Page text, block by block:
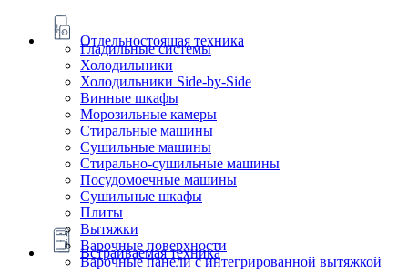
Отдельностоящая техника
Гладильные системы
Холодильники
Холодильники Side-by-Side
Винные шкафы
Морозильные камеры
Стиральные машины
Сушильные машины
Стирально-сушильные машины
Посудомоечные машины
Сушильные шкафы
Плиты
Встраиваемая техника
Вытяжки
Варочные поверхности
Варочные панели с интегрированной вытяжкой